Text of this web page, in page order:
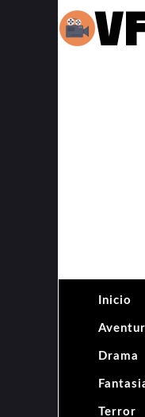
Inicio
Drama
Terror